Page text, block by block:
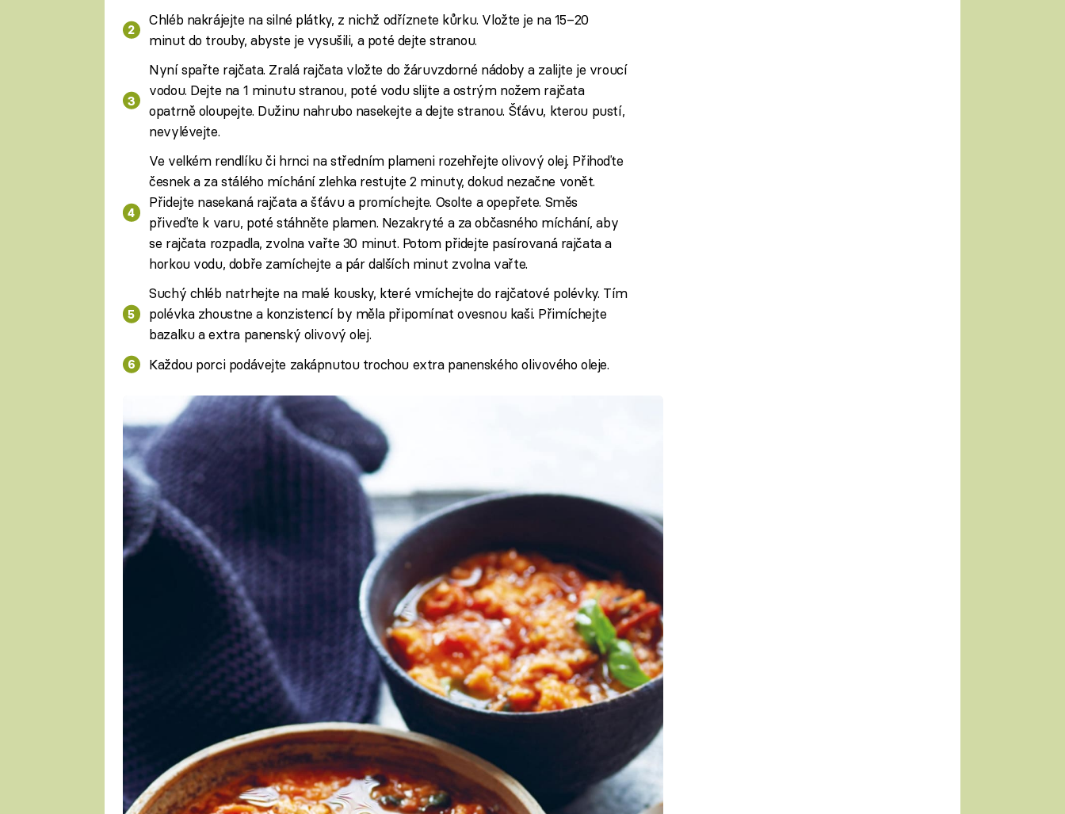
Chléb nakrájejte na silné plátky, z nichž odříznete kůrku. Vložte je na 15–20
minut do trouby, abyste je vysušili, a poté dejte stranou.
Nyní spařte rajčata. Zralá rajčata vložte do žáruvzdorné nádoby a zalijte je vroucí
vodou. Dejte na 1 minutu stranou, poté vodu slijte a ostrým nožem rajčata
opatrně oloupejte. Dužinu nahrubo nasekejte a dejte stranou. Šťávu, kterou pustí,
nevylévejte.
Ve velkém rendlíku či hrnci na středním plameni rozehřejte olivový olej. Přihoďte
česnek a za stálého míchání zlehka restujte 2 minuty, dokud nezačne vonět.
Přidejte nasekaná rajčata a šťávu a promíchejte. Osolte a opepřete. Směs
přiveďte k varu, poté stáhněte plamen. Nezakryté a za občasného míchání, aby
se rajčata rozpadla, zvolna vařte 30 minut. Potom přidejte pasírovaná rajčata a
horkou vodu, dobře zamíchejte a pár dalších minut zvolna vařte.
Suchý chléb natrhejte na malé kousky, které vmíchejte do rajčatové polévky. Tím
polévka zhoustne a konzistencí by měla připomínat ovesnou kaši. Přimíchejte
bazalku a extra panenský olivový olej.
Každou porci podávejte zakápnutou trochou extra panenského olivového oleje.